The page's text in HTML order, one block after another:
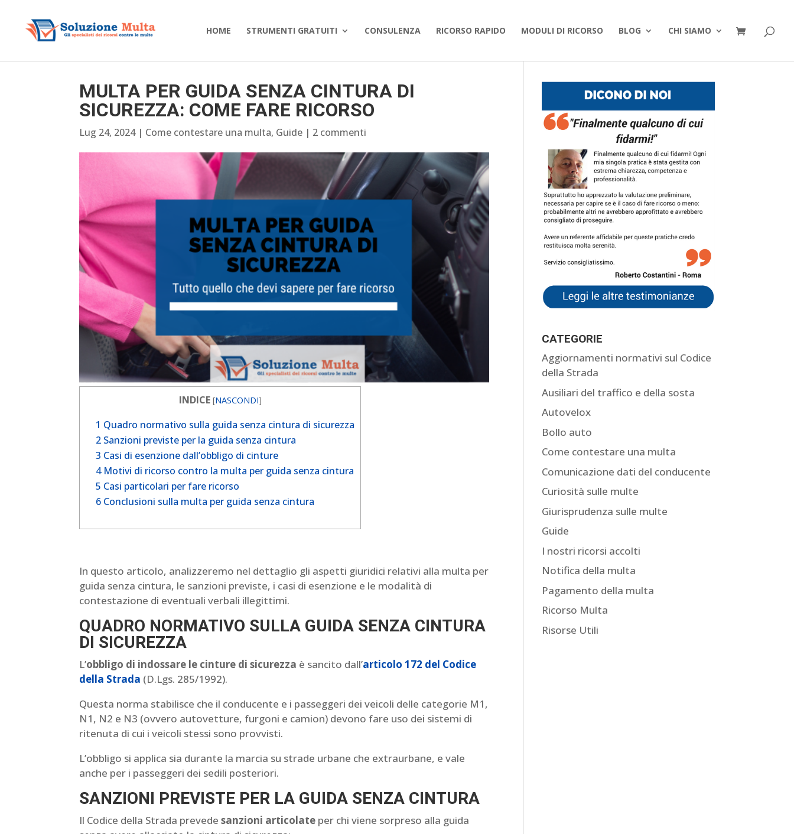
HOME STRUMENTI GRATUITI CONSULENZA RICORSO RAPIDO MODULI DI RICORSO BLOG CHI SIAMO
MULTA PER GUIDA SENZA CINTURA DI
SICUREZZA: COME FARE RICORSO
Lug 24, 2024| Come contestare una multa, Guide | 2 commenti
INDICE [NASCONDI]
1 Quadro normativo sulla guida senza cintura di sicurezza
2Sanzioni previste per la guida senza cintura
3 Casi di esenzione dall’obbligo di cinture
4Motivi di ricorso contro la multa per guida senza cintura
5 Casi particolari per fare ricorso
6Conclusioni sulla multa per guida senza cintura
In questo articolo, analizzeremo nel dettaglio gli aspetti giuridici relativi alla multa per
guida senza cintura, le sanzioni previste, i casi di esenzione e le modalità di
contestazione di eventuali verbali illegittimi.
QUADRO NORMATIVO SULLA GUIDA SENZA CINTURA
DI SICUREZZA
L’obbligo di indossare le cinture di sicurezza è sancito dall’articolo 172 del Codice
della Strada (D.Lgs. 285/1992).
Questa norma stabilisce che il conducente e i passeggeri dei veicoli delle categorie M1,
N1, N2 e N3 (ovvero autovetture, furgoni e camion) devono fare uso dei sistemi di
ritenuta di cui i veicoli stessi sono provvisti.
L’obbligo si applica sia durante la marcia su strade urbane che extraurbane, e vale
anche per i passeggeri dei sedili posteriori.
SANZIONI PREVISTE PER LA GUIDA SENZA CINTURA
Il Codice della Strada prevedesanzioni articolate per chi viene sorpreso alla guida
CATEGORIE
Aggiornamenti normativi sul Codice
della Strada
Ausiliari del traffico e della sosta
Autovelox
Bollo auto
Come contestare una multa
Comunicazione dati del conducente
Curiosità sulle multe
Giurisprudenza sulle multe
Guide
I nostri ricorsi accolti
Notifica della multa
Pagamento della multa
Ricorso Multa
Risorse Utili